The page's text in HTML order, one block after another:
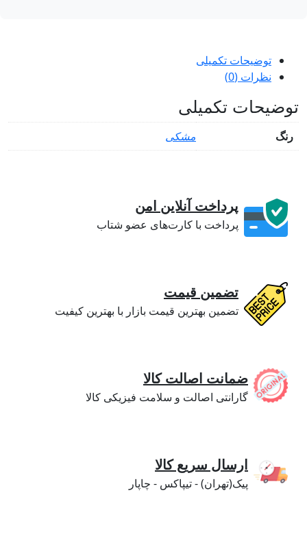
توضیحات تکمیلی
نظرات (0)
تکمیلی
مشکی
پرداخت آنلاین امن
پرداخت با کارت‌های عضو شتاب
تضمین قیمت
تضمین بهترین قیمت بازار با بهترین کیفیت
ضمانت اصالت کالا
گارانتی اصالت و سلامت فیزیکی کالا
ارسال سریع کالا
پیک(تهران) - تیپاکس - چاپار